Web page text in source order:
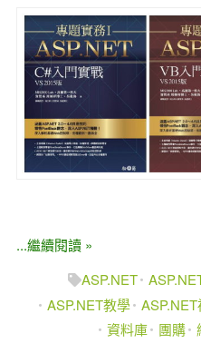
...繼續閱讀 »
ASP.NET
ASP.NET教學 ASP.NET
資料庫
團購